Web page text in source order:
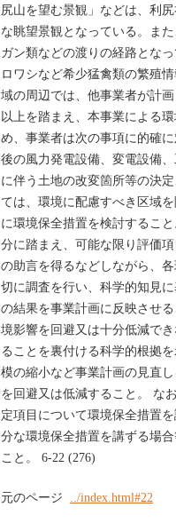
尻山を望む景観」などは、利
な眺望景観となっている。ま
ガン類などの渡りの経路とな
ロワシなど希少猛禽類の繁殖
域の周辺では、他事業者が計
以上を踏まえ、本事業による
め、事業者は次の事項に的確
後の風力発電設備、変電設備
に伴う土地の改変箇所等の決
ては、環境に配慮すべき区域
に環境保全措置を検討するこ
分に踏まえ、可能な限り評価
の助言を得るなどしながら、
切に調査を行い、科学的知見
の結果を事業計画に反映させ
境影響を回避又は十分低減で
ることを裏付ける科学的根拠
模の縮小など事業計画の見直
を回避又は低減すること。 な
定項目について環境保全措置
分な環境保全措置を講ずる場
こと。 6-22 (276)
元のページ ../index.html#22